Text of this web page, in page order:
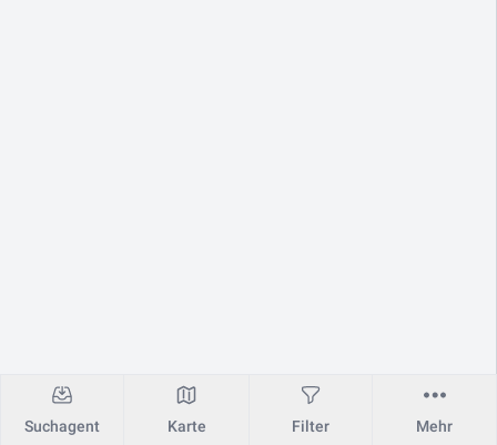
Suchagent Karte Filter Mehr